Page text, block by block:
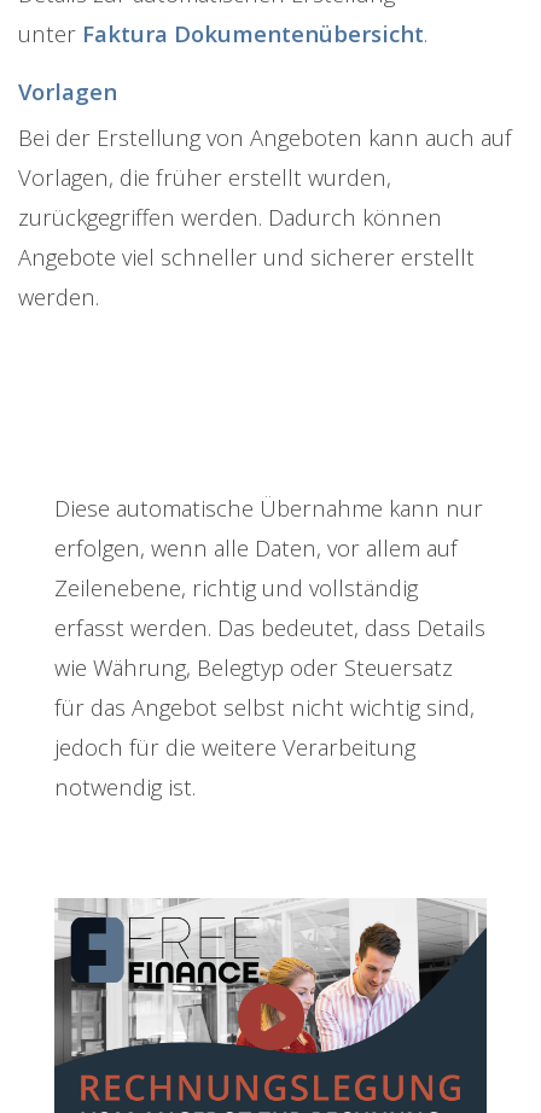
unter Faktura Dokumentenübersicht.
Vorlagen
Bei der Erstellung von Angeboten kann auch auf
Vorlagen, die früher erstellt wurden,
zurückgegriffen werden. Dadurch können
Angebote viel schneller und sicherer erstellt
werden.
Diese automatische Übernahme kann nur
erfolgen, wenn alle Daten, vor allem auf
Zeilenebene, richtig und vollständig
erfasst werden. Das bedeutet, dass Details
wie Währung, Belegtyp oder Steuersatz
für das Angebot selbst nicht wichtig sind,
jedoch für die weitere Verarbeitung
notwendig ist.